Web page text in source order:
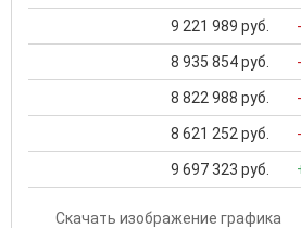
9 221 989 руб.
8 935 854 руб.
8 822 988 руб.
8 621 252 руб.
9 697 323 руб.
Скачать изображение графика